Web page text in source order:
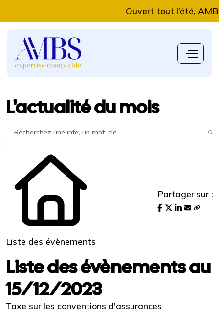
Ouvert tout l’été, AMBS
L'actualité du mois
Liste des évènements
Partager sur :
Liste des évènements au
15/12/2023
Taxe sur les conventions d'assurances